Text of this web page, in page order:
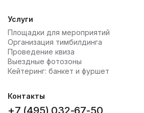
Услуги
Площадки для мероприятий
Организация тимбилдинга
Проведение квиза
Выездные фотозоны
Кейтеринг: банкет и фуршет
Контакты
+7 (495) 032-67-50